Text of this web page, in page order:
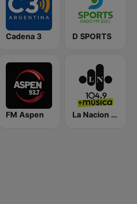
Cadena 3 D SPORTS
FM Aspen La Nacion 104.9